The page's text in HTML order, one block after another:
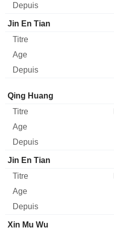
Jin En Tian
Administrateur
Qing Huang
Jin En Tian
Xin Mu Wu